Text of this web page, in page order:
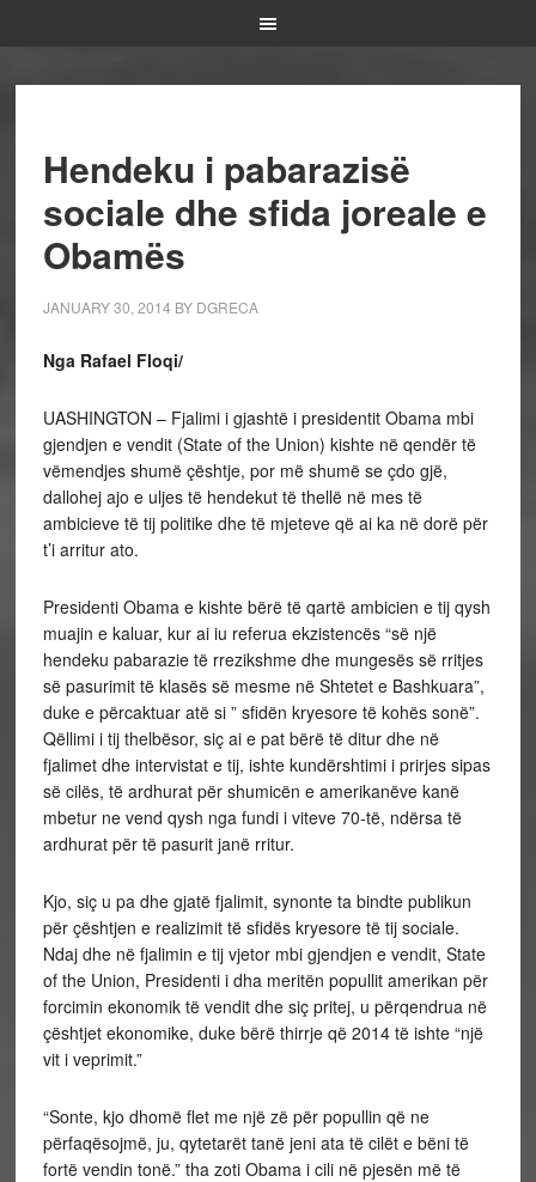
Hendeku i pabarazisë
sociale dhe sfida joreale e
Obamës
JANUARY 30, 2014 BY DGRECA
Nga Rafael Floqi/
UASHINGTON – Fjalimi i gjashtë i presidentit Obama mbi
gjendjen e vendit (State of the Union) kishte në qendër të
vëmendjes shumë çështje, por më shumë se çdo gjë,
dallohej ajo e uljes të hendekut të thellë në mes të
ambicieve të tij politike dhe të mjeteve që ai ka në dorë për
t’i arritur ato.
Presidenti Obama e kishte bërë të qartë ambicien e tij qysh
muajin e kaluar, kur ai iu referua ekzistencës “së një
hendeku pabarazie të rrezikshme dhe mungesës së rritjes
së pasurimit të klasës së mesme në Shtetet e Bashkuara”,
duke e përcaktuar atë si ” sfidën kryesore të kohës sonë”.
Qëllimi i tij thelbësor, siç ai e pat bërë të ditur dhe në
fjalimet dhe intervistat e tij, ishte kundërshtimi i prirjes sipas
së cilës, të ardhurat për shumicën e amerikanëve kanë
mbetur ne vend qysh nga fundi i viteve 70-të, ndërsa të
ardhurat për të pasurit janë rritur.
Kjo, siç u pa dhe gjatë fjalimit, synonte ta bindte publikun
për çështjen e realizimit të sfidës kryesore të tij sociale.
Ndaj dhe në fjalimin e tij vjetor mbi gjendjen e vendit, State
of the Union, Presidenti i dha meritën popullit amerikan për
forcimin ekonomik të vendit dhe siç pritej, u përqendrua në
çështjet ekonomike, duke bërë thirrje që 2014 të ishte “një
vit i veprimit.”
“Sonte, kjo dhomë flet me një zë për popullin që ne
përfaqësojmë, ju, qytetarët tanë jeni ata të cilët e bëni të
fortë vendin tonë.” tha zoti Obama i cili në pjesën më të